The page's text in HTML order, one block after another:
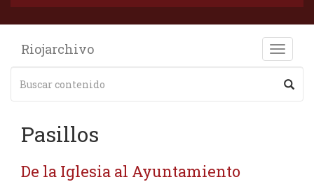
Toggle
Riojarchivo
Pasillos
De la Iglesia al Ayuntamiento